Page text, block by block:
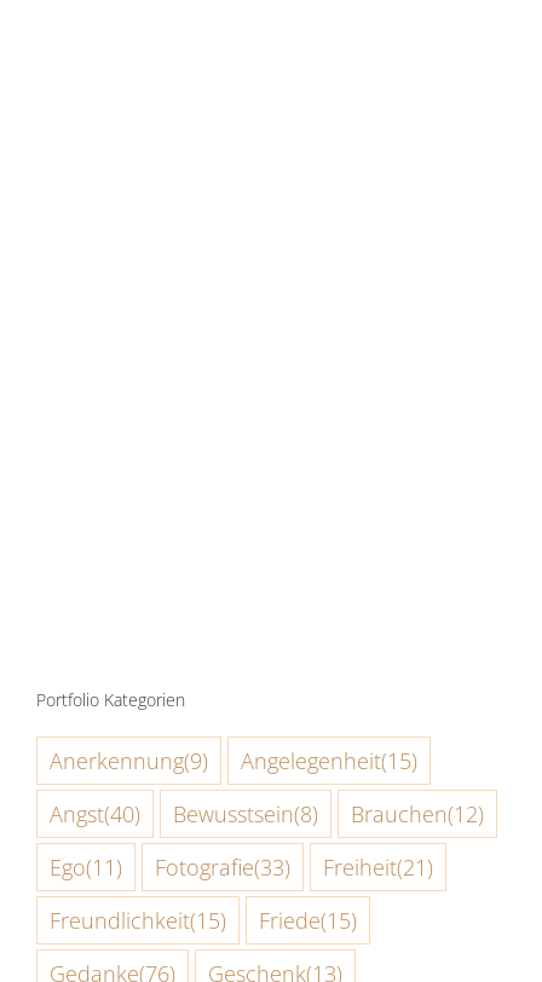
Portfolio Kategorien
Anerkennung(9) Angelegenheit(15)
Angst(40) Bewusstsein(8) Brauchen(12)
Ego(11) Fotografie(33) Freiheit(21)
Freundlichkeit(15) Friede(15)
Gedanke(76) Geschenk(13)